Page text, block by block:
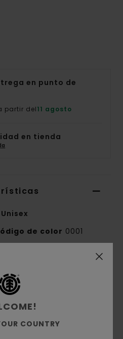
en punto de
partir del11 agosto
en tienda
de color 0001
de 5"con gomas
COUNTRY